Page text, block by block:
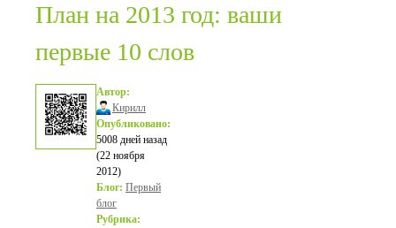
План на 2013 год: ваши
первые 10 слов
Автор:
Кирилл
Опубликовано:
5008 дней назад
(22 ноября
2012)
Блог: Первый
блог
Рубрика: